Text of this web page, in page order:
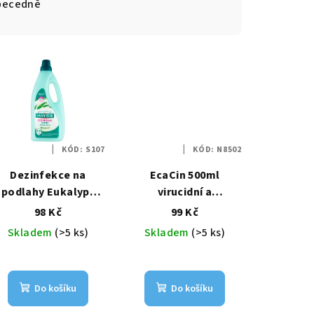
Dezinfekce na
podlahy Eukalypt
1000ml
98 Kč
Skladem (>5 ks)
Do košíku
KÓD: S107
EcaCin 500ml
virucidní a
baktericidní
dezinfekce povrchů
99 Kč
Skladem (>5 ks)
Do košíku
KÓD: N8502